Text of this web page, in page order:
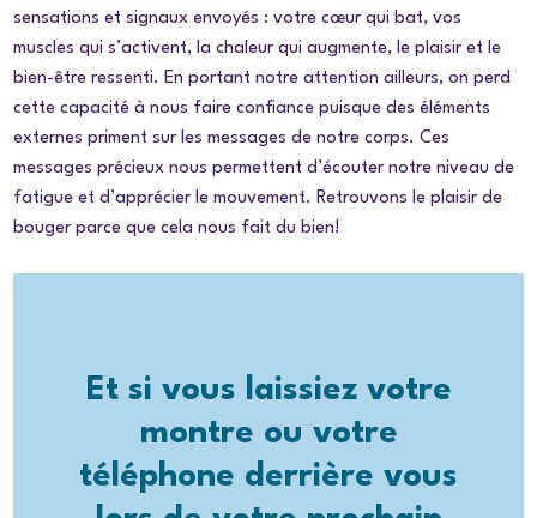
sensations et signaux envoyés : votre cœur qui bat, vos
muscles qui s’activent, la chaleur qui augmente, le plaisir et le
bien-être ressenti. En portant notre attention ailleurs, on perd
cette capacité à nous faire confiance puisque des éléments
externes priment sur les messages de notre corps. Ces
messages précieux nous permettent d’écouter notre niveau de
fatigue et d’apprécier le mouvement. Retrouvons le plaisir de
bouger parce que cela nous fait du bien!
Et si vous laissiez votre
montre ou votre
téléphone derrière vous